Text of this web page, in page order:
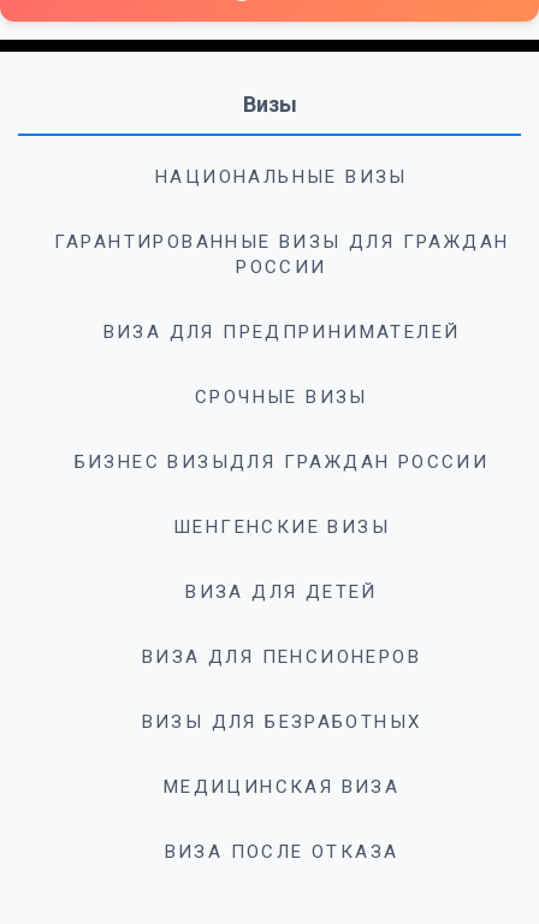
Визы
НАЦИОНАЛЬНЫЕ ВИЗЫ
ГАРАНТИРОВАННЫЕ ВИЗЫ ДЛЯ ГРАЖДАН
РОССИИ
ВИЗА ДЛЯ ПРЕДПРИНИМАТЕЛЕЙ
СРОЧНЫЕ ВИЗЫ
БИЗНЕС ВИЗЫДЛЯ ГРАЖДАН РОССИИ
ШЕНГЕНСКИЕ ВИЗЫ
ВИЗА ДЛЯ ДЕТЕЙ
ВИЗА ДЛЯ ПЕНСИОНЕРОВ
ВИЗЫ ДЛЯ БЕЗРАБОТНЫХ
МЕДИЦИНСКАЯ ВИЗА
ВИЗА ПОСЛЕ ОТКАЗА